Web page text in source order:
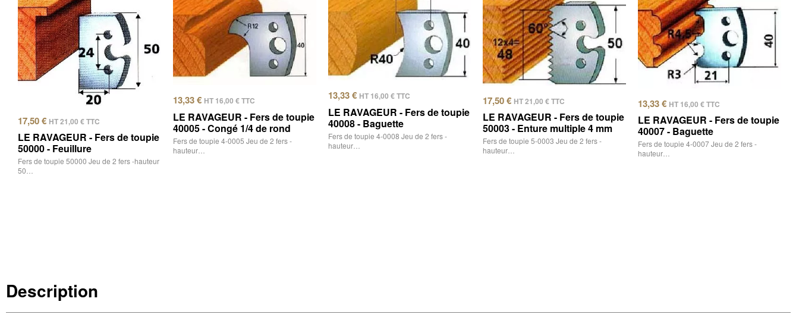
17,50€ HT21,00 €TTC
LE RAVAGEUR - Fers de toupie
50000 - Feuillure
Fers de toupie 50000 Jeu de 2 fers -hauteur
50…
13,33€ HT 16,00 €TTC
LE RAVAGEUR - Fers de toupie
40005 - Congé 1/4 de rond
Fers de toupie 4-0005 Jeu de 2 fers -
hauteur…
13,33€ HT 16,00 €TTC
LE RAVAGEUR - Fers de toupie
40008 - Baguette
Fers de toupie 4-0008 Jeu de 2 fers -
hauteur…
17,50€ HT21,00€TTC
LE RAVAGEUR - Fers de toupie
50003 - Enture multiple 4 mm
Fers de toupie 5-0003 Jeu de 2 fers -
hauteur…
13,33€ HT 16,00€TTC
LE RAVAGEUR - Fers de toupie
40007 - Baguette
Fers de toupie 4-0007 Jeu de 2 fers -
hauteur…
Description